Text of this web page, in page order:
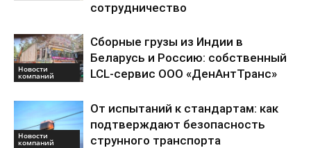
сотрудничество
Новости
компаний
Сборные грузы из Индии в
Беларусь и Россию: собственный
LCL-сервис ООО «ДенАнтТранс»
Новости
компаний
От испытаний к стандартам: как
подтверждают безопасность
струнного транспорта